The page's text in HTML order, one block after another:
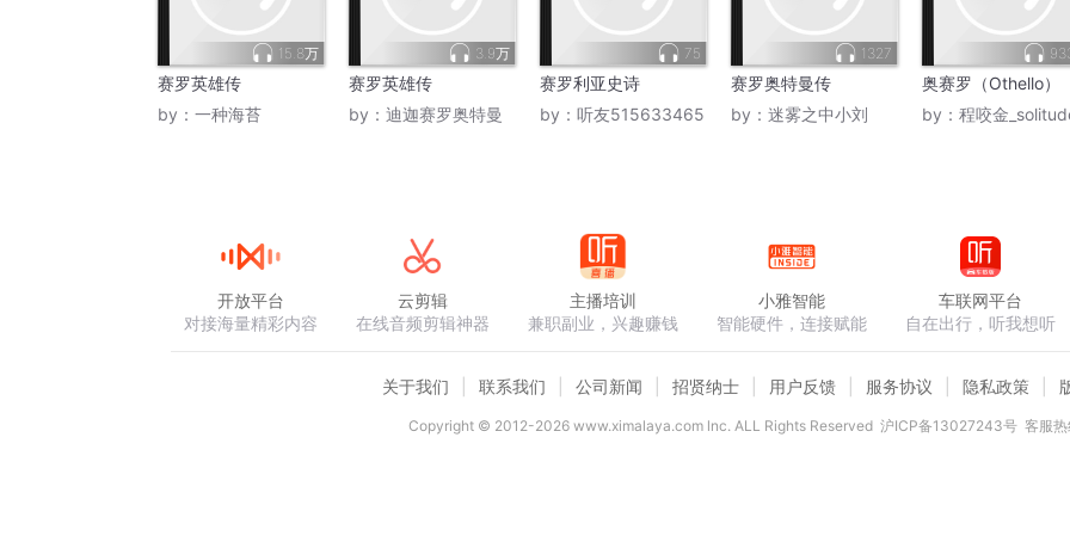
15.8万
赛罗英雄传
by： 一种海苔
3.9万
赛罗英雄传
by： 迪迦赛罗奥特曼
75
赛罗利亚史诗
by： 听友515633465
1327
赛罗奥特曼传
by： 迷雾之中小刘
奥赛罗（Othello）
by： 程咬金
开放平台
对接海量精彩内容
云剪辑
在线音频剪辑神器
主播培训
兼职副业，兴趣赚钱
小雅智能
智能硬件，连接赋能
车联网平台
自在出行，听我想听
关于我们 联系我们 公司新闻 招贤纳士 用户反馈 服务协议 隐私政策
Copyright © 2012-2026www.ximalaya.com lnc. ALL Rights Reserved 沪ICP备13027243号 客服